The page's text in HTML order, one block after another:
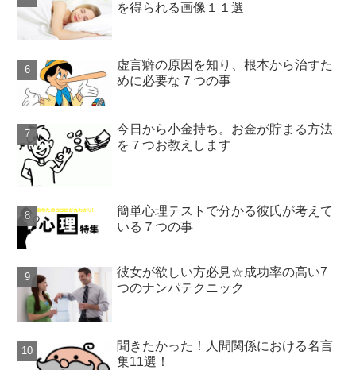
を得られる画像１１選
虚言癖の原因を知り、根本から治すた
めに必要な７つの事
今日から小金持ち。お金が貯まる方法
を７つお教えします
簡単心理テストで分かる彼氏が考えて
いる７つの事
彼女が欲しい方必見☆成功率の高い7
つのナンパテクニック
聞きたかった！人間関係における名言
集11選！